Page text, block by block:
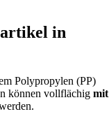
in
Polypropylen (PP)
können vollflächigmit